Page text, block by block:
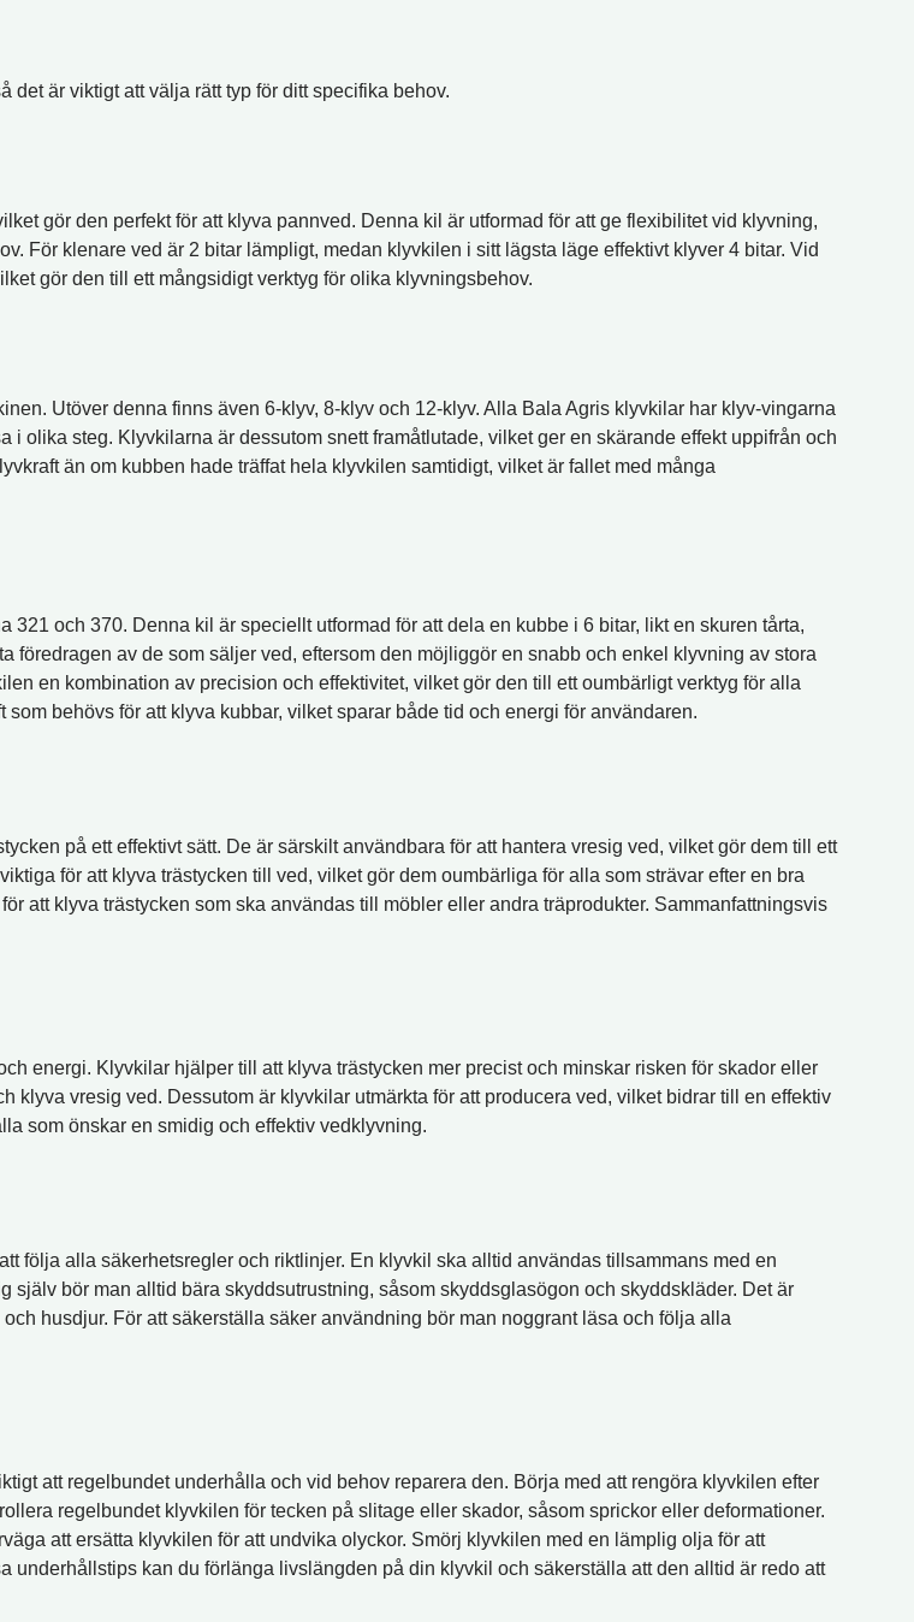
det är viktigt att välja rätt typ för ditt specifika behov.
gör den perfekt för att klyva pannved. Denna kil är utformad för att ge flexibilitet vid klyvning,
För klenare ved är 2 bitar lämpligt, medan klyvkilen i sitt lägsta läge effektivt klyver 4 bitar. Vid
gör den till ett mångsidigt verktyg för olika klyvningsbehov.
Utöver denna finns även 6-klyv, 8-klyv och 12-klyv. Alla Bala Agris klyvkilar har klyv-vingarna
i olika steg. Klyvkilarna är dessutom snett framåtlutade, vilket ger en skärande effekt uppifrån och
än om kubben hade träffat hela klyvkilen samtidigt, vilket är fallet med många
och 370. Denna kil är speciellt utformad för att dela en kubbe i 6 bitar, likt en skuren tårta,
föredragen av de som säljer ved, eftersom den möjliggör en snabb och enkel klyvning av stora
en kombination av precision och effektivitet, vilket gör den till ett oumbärligt verktyg för alla
behövs för att klyva kubbar, vilket sparar både tid och energi för användaren.
på ett effektivt sätt. De är särskilt användbara för att hantera vresig ved, vilket gör dem till ett
för att klyva trästycken till ved, vilket gör dem oumbärliga för alla som strävar efter en bra
att klyva trästycken som ska användas till möbler eller andra träprodukter. Sammanfattningsvis
energi. Klyvkilar hjälper till att klyva trästycken mer precist och minskar risken för skador eller
klyva vresig ved. Dessutom är klyvkilar utmärkta för att producera ved, vilket bidrar till en effektiv
som önskar en smidig och effektiv vedklyvning.
följa alla säkerhetsregler och riktlinjer. En klyvkil ska alltid användas tillsammans med en
bör man alltid bära skyddsutrustning, såsom skyddsglasögon och skyddskläder. Det är
husdjur. För att säkerställa säker användning bör man noggrant läsa och följa alla
att regelbundet underhålla och vid behov reparera den. Börja med att rengöra klyvkilen efter
regelbundet klyvkilen för tecken på slitage eller skador, såsom sprickor eller deformationer.
att ersätta klyvkilen för att undvika olyckor. Smörj klyvkilen med en lämplig olja för att
underhållstips kan du förlänga livslängden på din klyvkil och säkerställa att den alltid är redo att